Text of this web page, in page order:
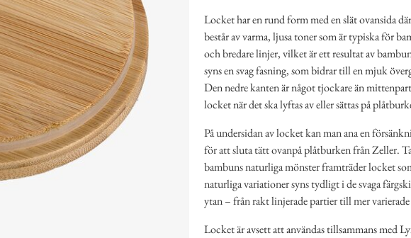
Locket har en rund form med en slät ovansida
består av varma, ljusa toner som är typiska för
och bredare linjer, vilket är ett resultat av
syns en svag fasning, som bidrar till en mjuk
Den nedre kanten är något tjockare än
locket när det ska lyftas av eller sättas på
På undersidan av locket kan man ana en
för att sluta tätt ovanpå plåtburken från Zeller.
bambuns naturliga mönster framträder locket
naturliga variationer syns tydligt i de svaga
ytan – från rakt linjerade partier till mer varierade
Locket är avsett att användas tillsammans med